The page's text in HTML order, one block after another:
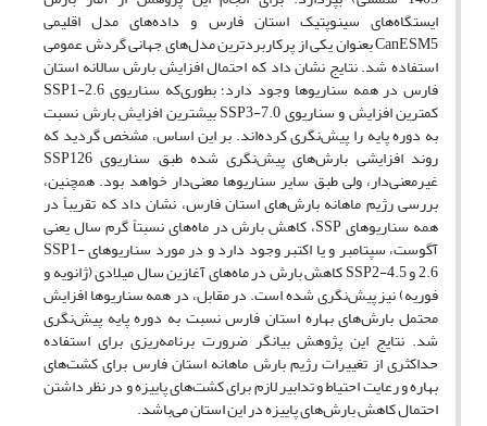
ایستگاه‌های سینوپتیک استان فارس و داده‌های مدل اقلیمی
CanESM5 بعنوان یکی از پرکاربردترین مدل‌های جهانی گردش عمومی
استفاده شد. نتایج نشان داد که احتمال افزایش بارش سالانه استان
فارس در همه سناریوها وجود دارد؛ بطوری‌که سناریوی SSP1-2.6
کمترین افزایش و سناریوی SSP3-7.0 بیشترین افزایش بارش نسبت
به دوره پایه را پیش‌نگری کرده‌اند. بر این اساس، مشخص گردید که
روند افزایشی بارش‌های‌ پیش‌نگری شده طبق سناریوی SSP126
غیرمعنی‌دار، ولی طبق سایر سناریوها معنی‌دار خواهد بود. همچنین،
بررسی رژیم ماهانه بارش‌های استان فارس، نشان داد که تقریباً در
همه سناریوهای SSP، کاهش بارش در ماه‌های نسبتاً گرم سال یعنی
آگوست، سپتامبر و یا اکتبر وجود دارد و در مورد سناریوهای SSP1-
2.6 و SSP2-4.5 کاهش بارش در ماه‌های آغازین سال میلادی (ژانویه و
فوریه) نیز پیش‌نگری شده است. در مقابل، در همه سناریوها افزایش
محتمل بارش‌های بهاره استان فارس نسبت به دوره پایه پیش‌نگری
شد. نتایج این پژوهش بیانگر ضرورت برنامه‌ریزی برای استفاده
حداکثری از تغییرات رژیم بارش ماهانه استان فارس برای کشت‌های
بهاره و رعایت احتیاط و تدابیر لازم برای کشت‌های پاییزه و در نظر داشتن
احتمال کاهش بارش‌های پاییزه در این استان می‌باشد.